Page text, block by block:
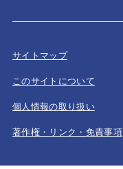
サイトマップ
このサイトについて
個人情報の取り扱い
著作権・リンク・免責事項